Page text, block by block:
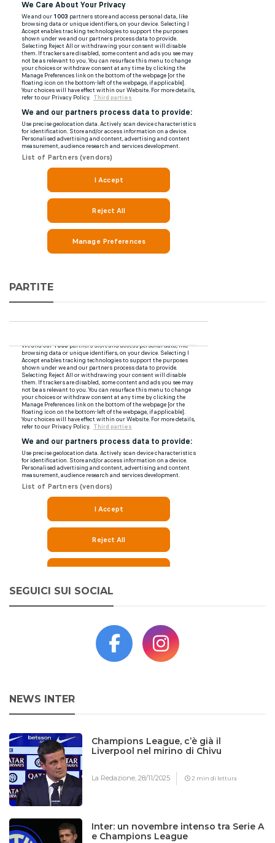
PARTITE
SEGUICI SUI SOCIAL
NEWS INTER
Champions League, c’è già il
Liverpool nel mirino di Chivu
La Redazione,28/11/2025 2 min di lettura
Inter: un novembre intenso tra Serie A
e Champions League